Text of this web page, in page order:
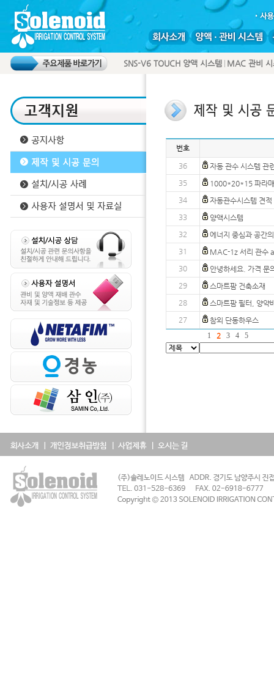
SNS-V6 TOUCH 양액 시스템 MAC 관비 시
번호
36
자동 관수 시스템 관
35
1000*20*15 파라
34
자동관수시스템 견
33
양액시스템
32
에너지 중심과 공간
31
MAC-1z 서리 관수
30
안녕하세요. 가격 문
29
스마트팜 건축소재
28
스마트팜 필터, 양약
27
참외 단동하우스
1
2 3 4 5